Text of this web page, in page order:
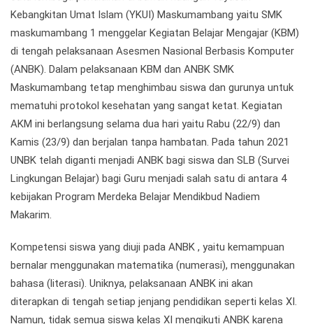
Kebangkitan Umat Islam (YKUI) Maskumambang yaitu SMK
maskumambang 1 menggelar Kegiatan Belajar Mengajar (KBM)
di tengah pelaksanaan Asesmen Nasional Berbasis Komputer
(ANBK). Dalam pelaksanaan KBM dan ANBK SMK
Maskumambang tetap menghimbau siswa dan gurunya untuk
mematuhi protokol kesehatan yang sangat ketat. Kegiatan
AKM ini berlangsung selama dua hari yaitu Rabu (22/9) dan
Kamis (23/9) dan berjalan tanpa hambatan. Pada tahun 2021
UNBK telah diganti menjadi ANBK bagi siswa dan SLB (Survei
Lingkungan Belajar) bagi Guru menjadi salah satu di antara 4
kebijakan Program Merdeka Belajar Mendikbud Nadiem
Makarim.
Kompetensi siswa yang diuji pada ANBK , yaitu kemampuan
bernalar menggunakan matematika (numerasi), menggunakan
bahasa (literasi). Uniknya, pelaksanaan ANBK ini akan
diterapkan di tengah setiap jenjang pendidikan seperti kelas XI.
Namun, tidak semua siswa kelas XI mengikuti ANBK karena